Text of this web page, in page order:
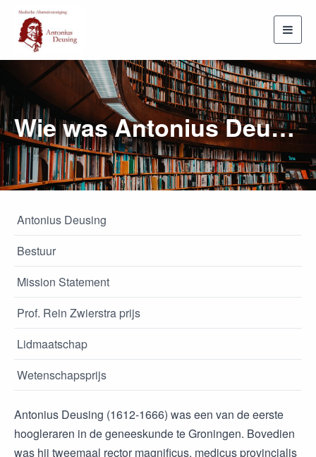
Wie was Antonius Deusing?
Antonius Deusing
Bestuur
Mission Statement
Prof. Rein Zwierstra prijs
Lidmaatschap
Wetenschapsprijs
Antonius Deusing (1612-1666) was een van de eerste
hoogleraren in de geneeskunde te Groningen. Bovedien
was hij tweemaal rector magnificus, medicus provincialis